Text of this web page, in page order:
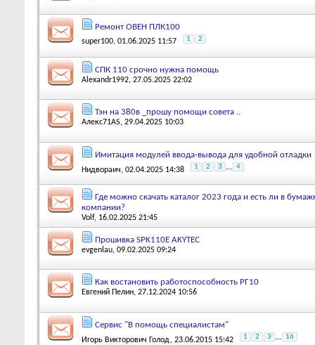
Ремонт ОВЕН ПЛК100
super100, 01.06.2025 11:57 1 2
СПК 110 срочно нужна помощь
Alexandr1992, 27.05.2025 22:02
Тэн на 380в _прошу помощи совета ..
Алекс71AS, 29.04.2025 10:03
Имитация модулей ввода-вывода для удобной отладки
Нидвораич, 02.04.2025 14:38 1 2 3 ... 4
Где можно скачать каталог 2023 года и есть ли в
компании?
Volf, 16.02.2025 21:45
Прошивка SPK110E AKYTEC
evgenlau, 09.02.2025 09:24
Как востановить работоспособность РГ10
Евгений Пелин, 27.12.2024 10:56
Сервис "В помощь специалистам"
Игорь Викторович Голод, 23.06.2015 15:42 1 2 3 ... 16